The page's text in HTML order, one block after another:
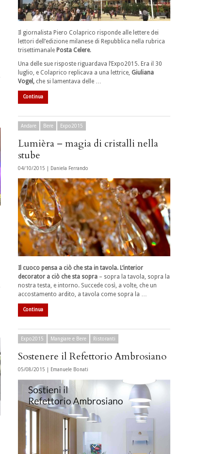
Il giornalista Piero Colaprico risponde alle lettere dei
lettori dell’edizione milanese di Repubblica nella rubrica
trisettimanale Posta Celere.
Una delle sue risposte riguardava l’Expo2015. Era il 30
luglio, e Colaprico replicava a una lettrice, Giuliana
Vogel, che si lamentava delle …
Continua
Andare Bere Expo2015
Lumièra – magia di cristalli nella
stube
04/10/2015 | Daniela Ferrando
Il cuoco pensa a ciò che sta in tavola. L’interior
decorator a ciò che sta sopra – sopra la tavola, sopra la
nostra testa, e intorno. Succede così, a volte, che un
accostamento ardito, a tavola come sopra la …
Continua
Expo2015 Mangiare e Bere Ristoranti
Sostenere il Refettorio Ambrosiano
05/08/2015 | Emanuele Bonati